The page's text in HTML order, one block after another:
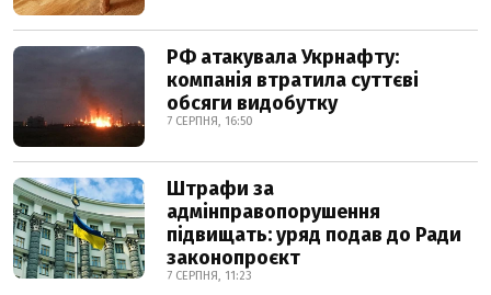
РФ атакувала Укрнафту:
компанія втратила суттєві
обсяги видобутку
7 СЕРПНЯ, 16:50
Штрафи за
адмінправопорушення
підвищать: уряд подав до Ради
законопроєкт
7 СЕРПНЯ, 11:23